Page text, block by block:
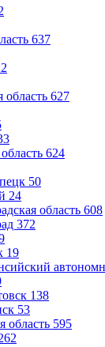
637
область 627
624
50
24
область 608
372
19
138
53
область 595